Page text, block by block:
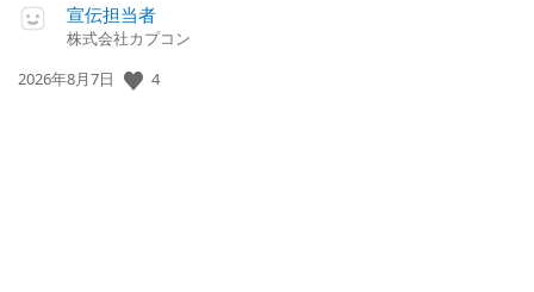
宣伝担当者
株式会社カプコン
公
2026年8月7日 4